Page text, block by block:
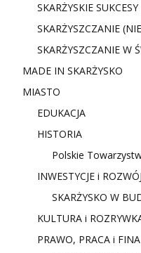
SKARŻYSKIE SUKCESY
SKARŻYSZCZANIE (NIE
SKARŻYSZCZANIE W
MADE IN SKARŻYSKO
MIASTO
EDUKACJA
HISTORIA
Polskie
INWESTYCJE i ROZWÓJ
SKARŻYSKO W
KULTURA i
PRAWO, PRACA i